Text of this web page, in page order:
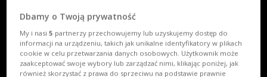
Dbamy o Twoją prywatność
My i nasi5 partnerzy przechowujemy lub uzyskujemy dostęp do
informacji na urządzeniu, takich jak unikalne identyfikatory w plikach
cookie w celu przetwarzania danych osobowych. Użytkownik może
zaakceptować swoje wybory lub zarządzać nimi, klikając poniżej, jak
również skorzystać z prawa do sprzeciwu na podstawie prawnie